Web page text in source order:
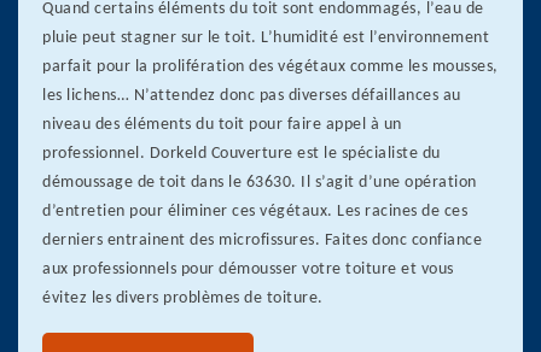
Quand certains éléments du toit sont endommagés, l’eau de
pluie peut stagner sur le toit. L’humidité est l’environnement
parfait pour la prolifération des végétaux comme les mousses,
les lichens… N’attendez donc pas diverses défaillances au
niveau des éléments du toit pour faire appel à un
professionnel. Dorkeld Couverture est le spécialiste du
démoussage de toit dans le 63630. Il s’agit d’une opération
d’entretien pour éliminer ces végétaux. Les racines de ces
derniers entrainent des microfissures. Faites donc confiance
aux professionnels pour démousser votre toiture et vous
évitez les divers problèmes de toiture.